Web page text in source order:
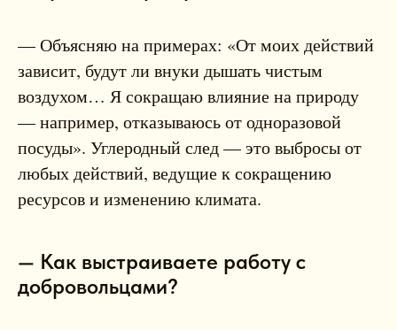
— Объясняю на примерах: «От моих действий
зависит, будут ли внуки дышать чистым
воздухом… Я сокращаю влияние на природу
— например, отказываюсь от одноразовой
посуды». Углеродный след — это выбросы от
любых действий, ведущие к сокращению
ресурсов и изменению климата.
— Как выстраиваете работу с
добровольцами?